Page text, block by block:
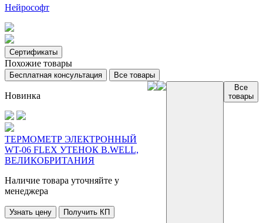
Нейрософт
Сертификаты
Похожие товары
Бесплатная консультация Все товары
Новинка
ТЕРМОМЕТР ЭЛЕКТРОННЫЙ
WT-06 FLEX УТЕНОК B.WELL,
ВЕЛИКОБРИТАНИЯ
Наличие товара уточняйте у
менеджера
Узнать цену Получить КП
Все
товары